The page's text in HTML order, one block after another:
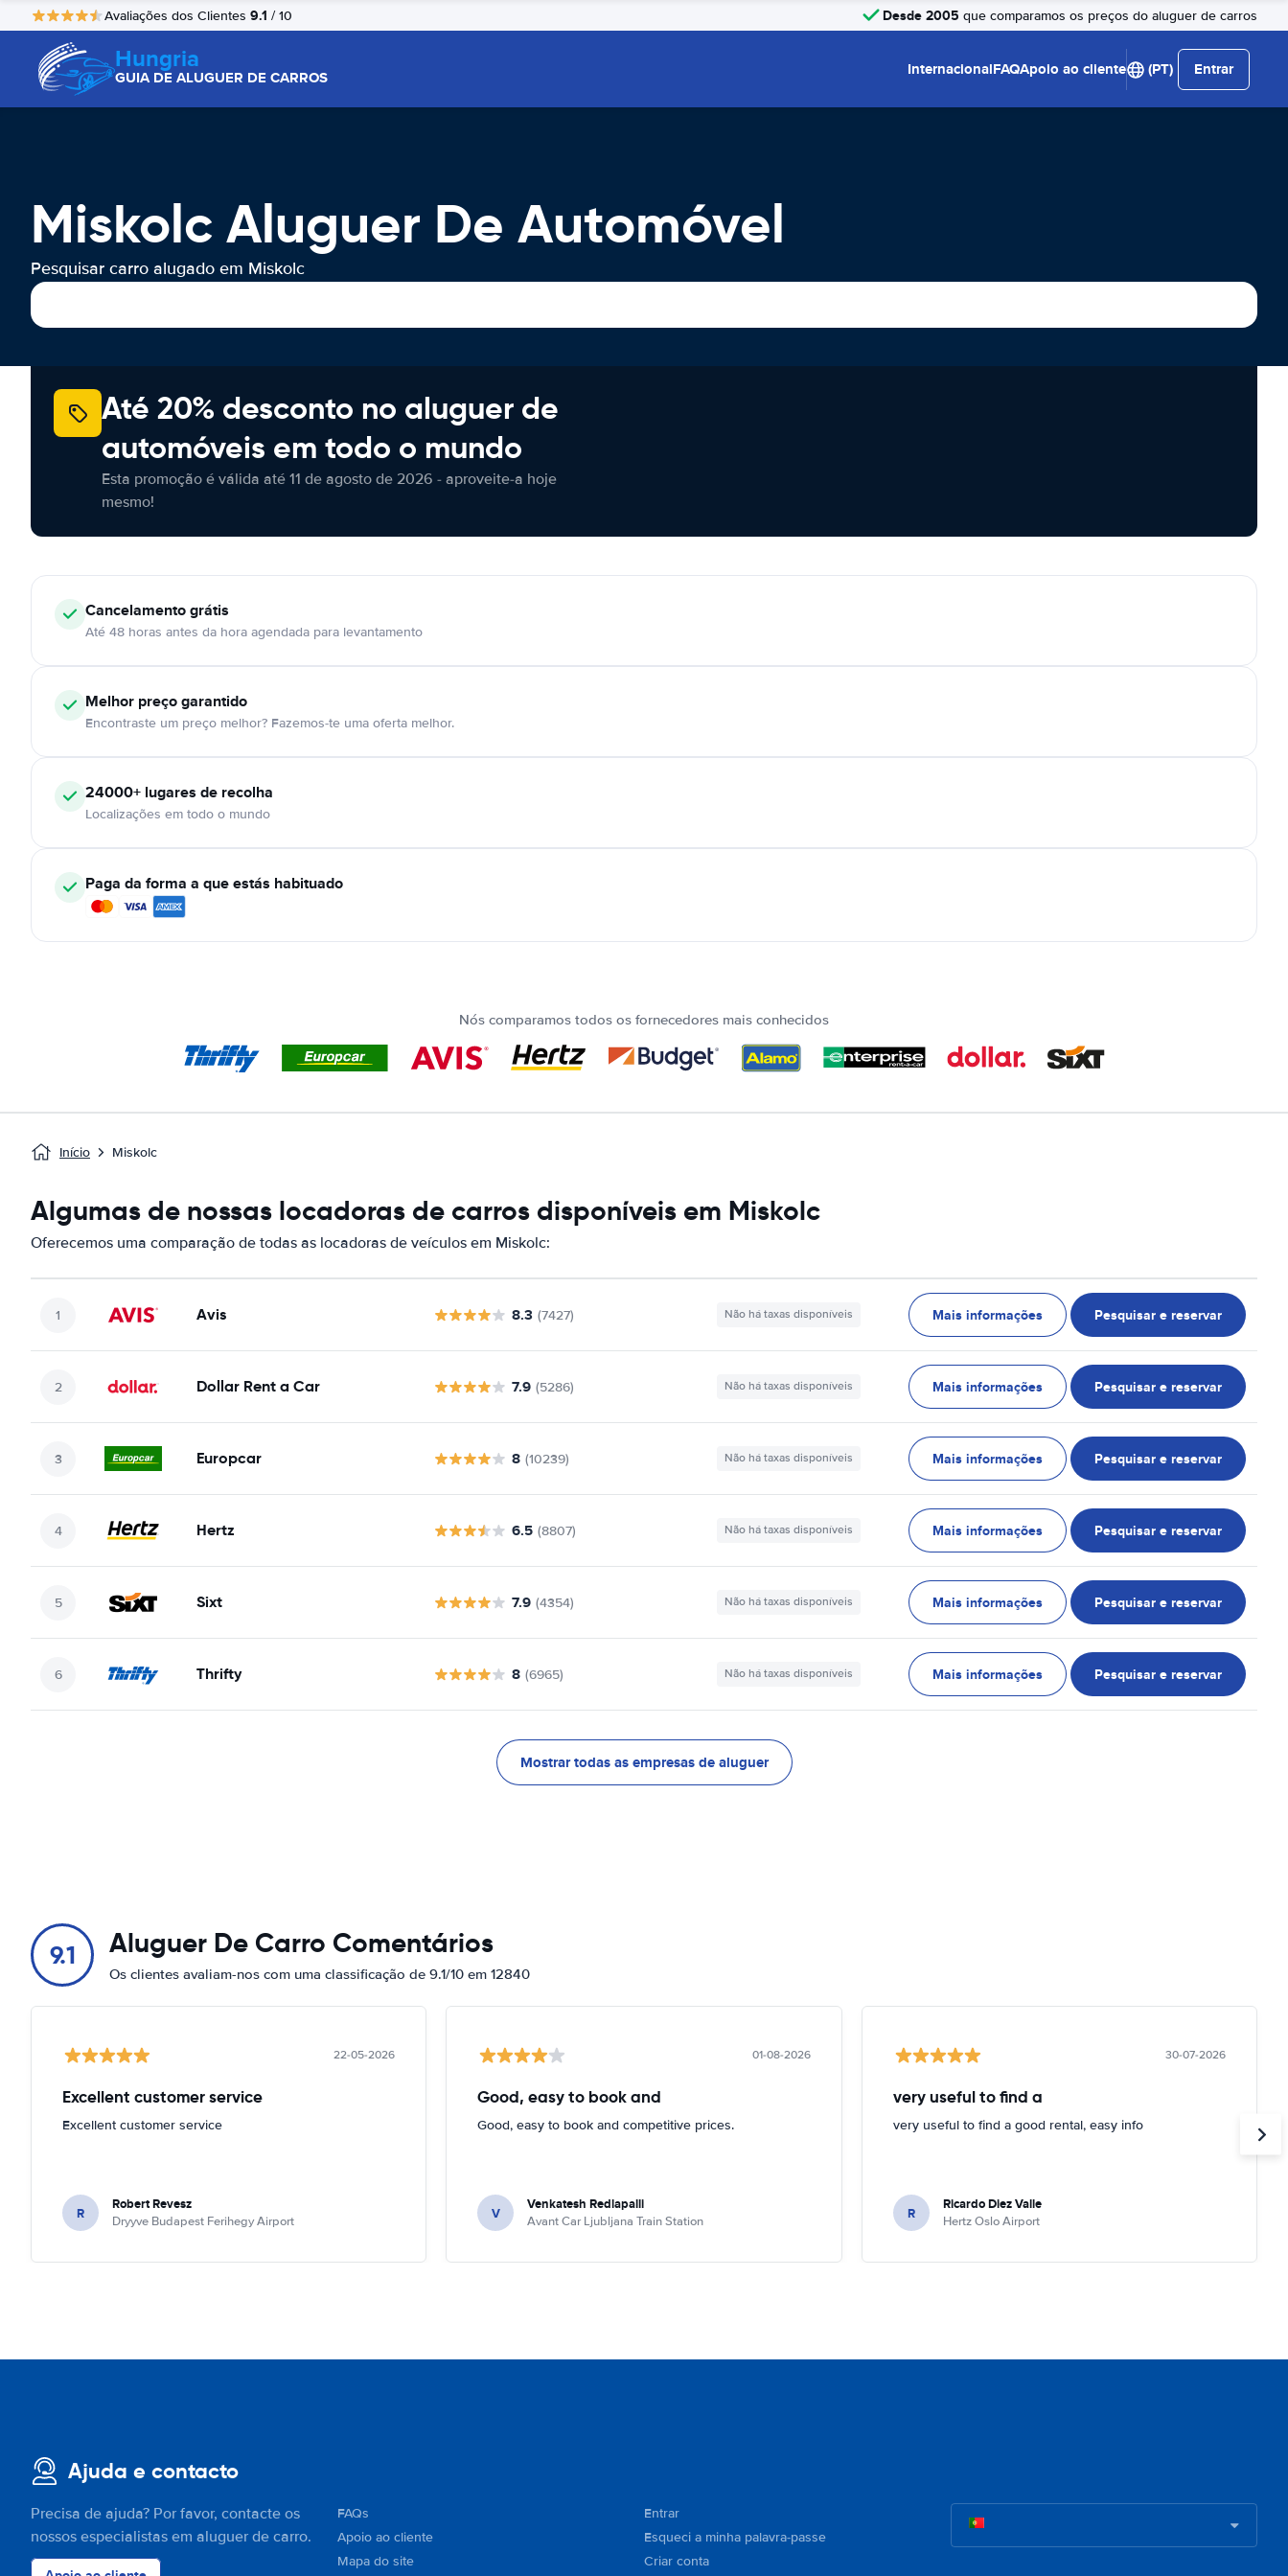
Avaliações dos Clientes 9.1 / 10 Desde 2005 que comparamos os preços do aluguer de carros
Hungria
GUIA DE ALUGUER DE CARROS InternacionalFAQApoio ao cliente (PT) Entrar
Miskolc Aluguer De Automóvel
Pesquisar carro alugado em Miskolc
Até 20% desconto no aluguer de
automóveis em todo o mundo
Esta promoção é válida até 11 de agosto de 2026 - aproveite-a hoje
mesmo!
Cancelamentográtis
Até 48 horas antes da hora agendada para levantamento
Melhor preço garantido
Encontraste um preço melhor? Fazemos-te uma oferta melhor.
24000+ lugares de recolha
Localizações em todo o mundo
Paga da forma a que estás habituado
Nós comparamos todos os fornecedores mais conhecidos
Início Miskolc
Algumas de nossas locadoras de carros disponíveis em Miskolc
Oferecemos uma comparação de todas as locadoras de veículos em Miskolc:
Avis 8.3 (7427) Não há taxas disponíveis Mais informações Pesquisar e reservar
Dollar Rent a Car 7.9 (5286) Não há taxas disponíveis Mais informações Pesquisar e reservar
Europcar 8 (10239) Não há taxas disponíveis Mais informações Pesquisar e reservar
Hertz 6.5 (8807) Não há taxas disponíveis Mais informações Pesquisar e reservar
Sixt 7.9 (4354) Não há taxas disponíveis Mais informações Pesquisar e reservar
Thrifty 8 (6965) Não há taxas disponíveis Mais informações Pesquisar e reservar
Mostrar todas as empresas de aluguer
9.1 Aluguer De Carro Comentários
Os clientes avaliam-nos com uma classificação de 9.1/10 em 12840
22-05-2026
Excellent customer service
Excellent customer service
R Robert Revesz
Dryyve Budapest Ferihegy Airport
01-08-2026
Good, easy to book and
Good, easy to book and competitive prices.
V Venkatesh Redlapalli
Avant Car Ljubljana Train Station
30-07-2026
very useful to find a
very useful to find a good rental, easy info
R Ricardo Diez Valle
Hertz Oslo Airport
Ajuda e contacto
Precisa de ajuda? Por favor, contacte os
nossos especialistas em aluguer de carro.
FAQs
Apoio ao cliente
Mapa do site
Entrar
Esqueci a minha palavra-passe
Criar conta